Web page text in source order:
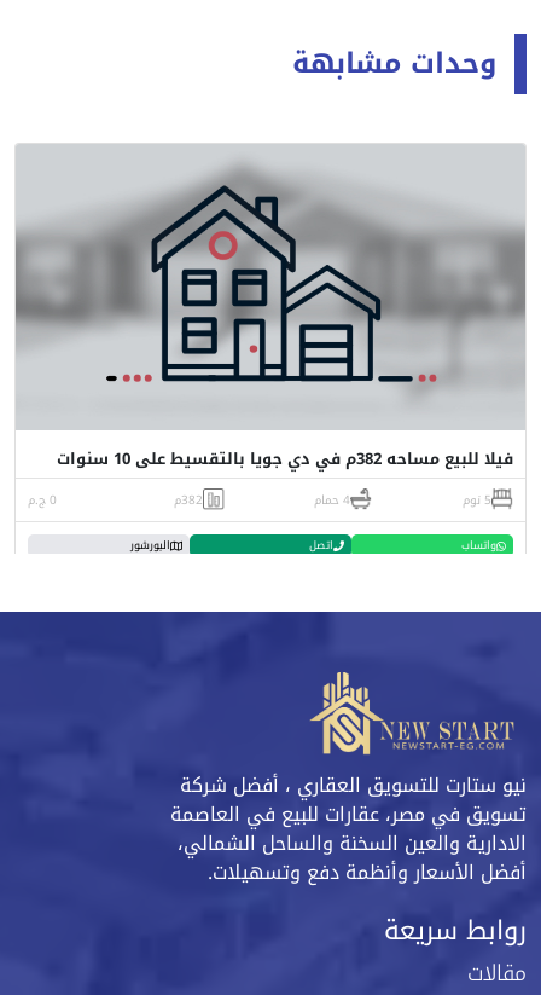
وحدات مشابهة
فيلا للبيع مساحه 382م في دي جويا بالتقسيط على 10 سنوات
5 نوم 4 حمام 382م 0 ج.م
واتساب اتصل البورشور
نيو ستارت للتسويق العقاري ، أفضل شركة
تسويق في مصر، عقارات للبيع في العاصمة
الادارية والعين السخنة والساحل الشمالي،
أفضل الأسعار وأنظمة دفع وتسهيلات.
روابط سريعة
مقالات